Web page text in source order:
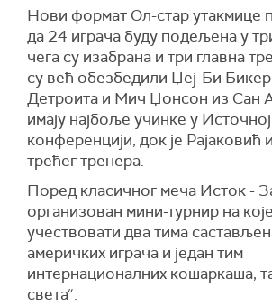
Нови формат Ол-стар утакмице
да 24 играча буду подељена у
чега су изабрана и три главна
су већ обезбедили Џеј-Би
Детроита и Мич Џонсон из Сан
имају најбоље учинке у
конференцији, док је Рајаковић
трећег тренера.
Поред класичног меча Исток -
организован мини-турнир на
учествовати два тима
америчких играча и један тим
интернационалних кошаркаша,
света“.